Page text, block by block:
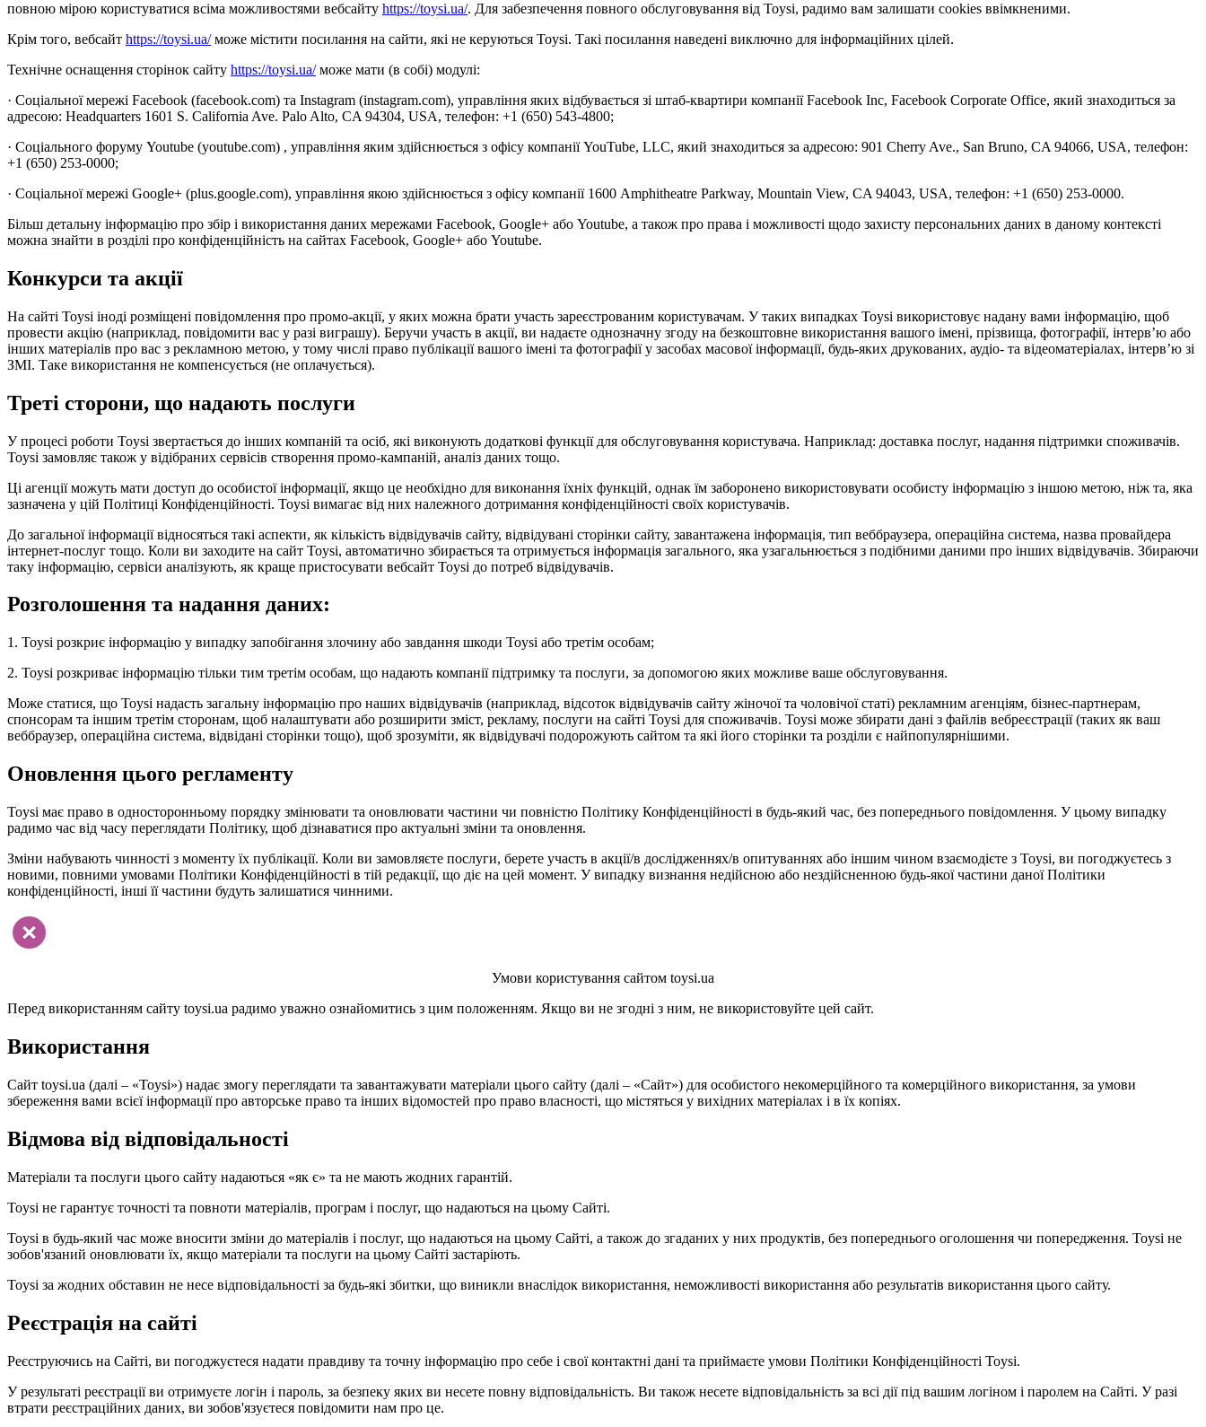
повною мірою користуватися всіма можливостями вебсайту https://toysi.ua/. Для забезпечення повного обслуговування від Toysi, радимо вам залишати cookies ввімкненими.
Крім того, вебсайт https://toysi.ua/може містити посилання на сайти, які не керуються Toysi. Такі посилання наведені виключно для інформаційних цілей.
Технічне оснащення сторінок сайту https://toysi.ua/може мати (в собі) модулі:
· Соціальної мережі Facebook (facebook.com) та Instagram (instagram.com), управління яких відбувається зі штаб-квартири компанії Facebook Inc, Facebook Corporate Office, який знаходиться за
адресою: Headquarters 1601 S. California Ave. Palo Alto, CA 94304, USA, телефон: +1 (650) 543-4800;
· Соціального форуму Youtube (youtube.com) , управління яким здійснюється з офісу компанії YouTube, LLC, який знаходиться за адресою: 901 Cherry Ave., San Bruno, CA 94066, USA, телефон:
+1 (650) 253-0000;
· Соціальної мережі Google+ (plus.google.com), управління якою здійснюється з офісу компанії 1600 Amphitheatre Parkway, Mountain View, CA 94043, USA, телефон: +1 (650) 253-0000.
Більш детальну інформацію про збір і використання даних мережами Facebook, Google+ або Youtube, а також про права і можливості щодо захисту персональних даних в даному контексті
можна знайти в розділі про конфіденційність на сайтах Facebook, Google+ або Youtube.
Конкурси та акції
На сайті Toysi іноді розміщені повідомлення про промо-акції, у яких можна брати участь зареєстрованим користувачам. У таких випадках Toysi використовує надану вами інформацію, щоб
провести акцію (наприклад, повідомити вас у разі виграшу). Беручи участь в акції, ви надаєте однозначну згоду на безкоштовне використання вашого імені, прізвища, фотографії, інтерв’ю або
інших матеріалів про вас з рекламною метою, у тому числі право публікації вашого імені та фотографії у засобах масової інформації, будь-яких друкованих, аудіо- та відеоматеріалах, інтерв’ю зі
ЗМІ. Таке використання не компенсується (не оплачується).
Треті сторони, що надають послуги
У процесі роботи Toysi звертається до інших компаній та осіб, які виконують додаткові функції для обслуговування користувача. Наприклад: доставка послуг, надання підтримки споживачів.
Toysi замовляє також у відібраних сервісів створення промо-кампаній, аналіз даних тощо.
Ці агенції можуть мати доступ до особистої інформації, якщо це необхідно для виконання їхніх функцій, однак їм заборонено використовувати особисту інформацію з іншою метою, ніж та, яка
зазначена у цій Політиці Конфіденційності. Toysi вимагає від них належного дотримання конфіденційності своїх користувачів.
До загальної інформації відносяться такі аспекти, як кількість відвідувачів сайту, відвідувані сторінки сайту, завантажена інформація, тип веббраузера, операційна система, назва провайдера
інтернет-послуг тощо. Коли ви заходите на сайт Toysi, автоматично збирається та отримується інформація загального, яка узагальнюється з подібними даними про інших відвідувачів. Збираючи
таку інформацію, сервіси аналізують, як краще пристосувати вебсайт Toysi до потреб відвідувачів.
Розголошення та надання даних:
1. Toysi розкриє інформацію у випадку запобігання злочину або завдання шкоди Toysi або третім особам;
2. Toysi розкриває інформацію тільки тим третім особам, що надають компанії підтримку та послуги, за допомогою яких можливе ваше обслуговування.
Може статися, що Toysi надасть загальну інформацію про наших відвідувачів (наприклад, відсоток відвідувачів сайту жіночої та чоловічої статі) рекламним агенціям, бізнес-партнерам,
спонсорам та іншим третім сторонам, щоб налаштувати або розширити зміст, рекламу, послуги на сайті Toysi для споживачів. Toysi може збирати дані з файлів вебреєстрації (таких як ваш
веббраузер, операційна система, відвідані сторінки тощо), щоб зрозуміти, як відвідувачі подорожують сайтом та які його сторінки та розділи є найпопулярнішими.
Оновлення цього регламенту
Toysi має право в односторонньому порядку змінювати та оновлювати частини чи повністю Політику Конфіденційності в будь-який час, без попереднього повідомлення. У цьому випадку
радимо час від часу переглядати Політику, щоб дізнаватися про актуальні зміни та оновлення.
Зміни набувають чинності з моменту їх публікації. Коли ви замовляєте послуги, берете участь в акції/в дослідженнях/в опитуваннях або іншим чином взаємодієте з Toysi, ви погоджуєтесь з
новими, повними умовами Політики Конфіденційності в тій редакції, що діє на цей момент. У випадку визнання недійсною або нездійсненною будь-якої частини даної Політики
конфіденційності, інші її частини будуть залишатися чинними.
Умови користування сайтом toysi.ua
Перед використанням сайту toysi.ua радимо уважно ознайомитись з цим положенням. Якщо ви не згодні з ним, не використовуйте цей сайт.
Використання
Сайт toysi.ua (далі – «Toysi») надає змогу переглядати та завантажувати матеріали цього сайту (далі – «Сайт») для особистого некомерційного та комерційного використання, за умови
збереження вами всієї інформації про авторське право та інших відомостей про право власності, що містяться у вихідних матеріалах і в їх копіях.
Відмова від відповідальності
Матеріали та послуги цього сайту надаються «як є» та не мають жодних гарантій.
Toysi не гарантує точності та повноти матеріалів, програм і послуг, що надаються на цьому Сайті.
Toysi в будь-який час може вносити зміни до матеріалів і послуг, що надаються на цьому Сайті, а також до згаданих у них продуктів, без попереднього оголошення чи попередження. Toysi не
зобов'язаний оновлювати їх, якщо матеріали та послуги на цьому Сайті застаріють.
Toysi за жодних обставин не несе відповідальності за будь-які збитки, що виникли внаслідок використання, неможливості використання або результатів використання цього сайту.
Реєстрація на сайті
Реєструючись на Сайті, ви погоджуєтеся надати правдиву та точну інформацію про себе і свої контактні дані та приймаєте умови Політики Конфіденційності Toysi.
У результаті реєстрації ви отримуєте логін і пароль, за безпеку яких ви несете повну відповідальність. Ви також несете відповідальність за всі дії під вашим логіном і паролем на Сайті. У разі
втрати реєстраційних даних, ви зобов'язуєтеся повідомити нам про це.